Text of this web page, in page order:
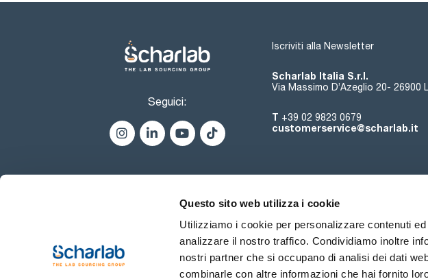
Questo sito web utilizza i cookie
Utilizziamo i cookie per personalizzare contenuti
analizzare il nostro traffico. Condividiamo inoltre
nostri partner che si occupano di analisi dei dati
combinarle con altre informazioni che hai fornito
Seguici:
Iscriviti alla Newsletter
Scharlab Italia S.r.l.
Via Massimo D’Azeglio 20- 26900
T +39 02 9823 0679
customerservice@scharlab.it
Chi siamo